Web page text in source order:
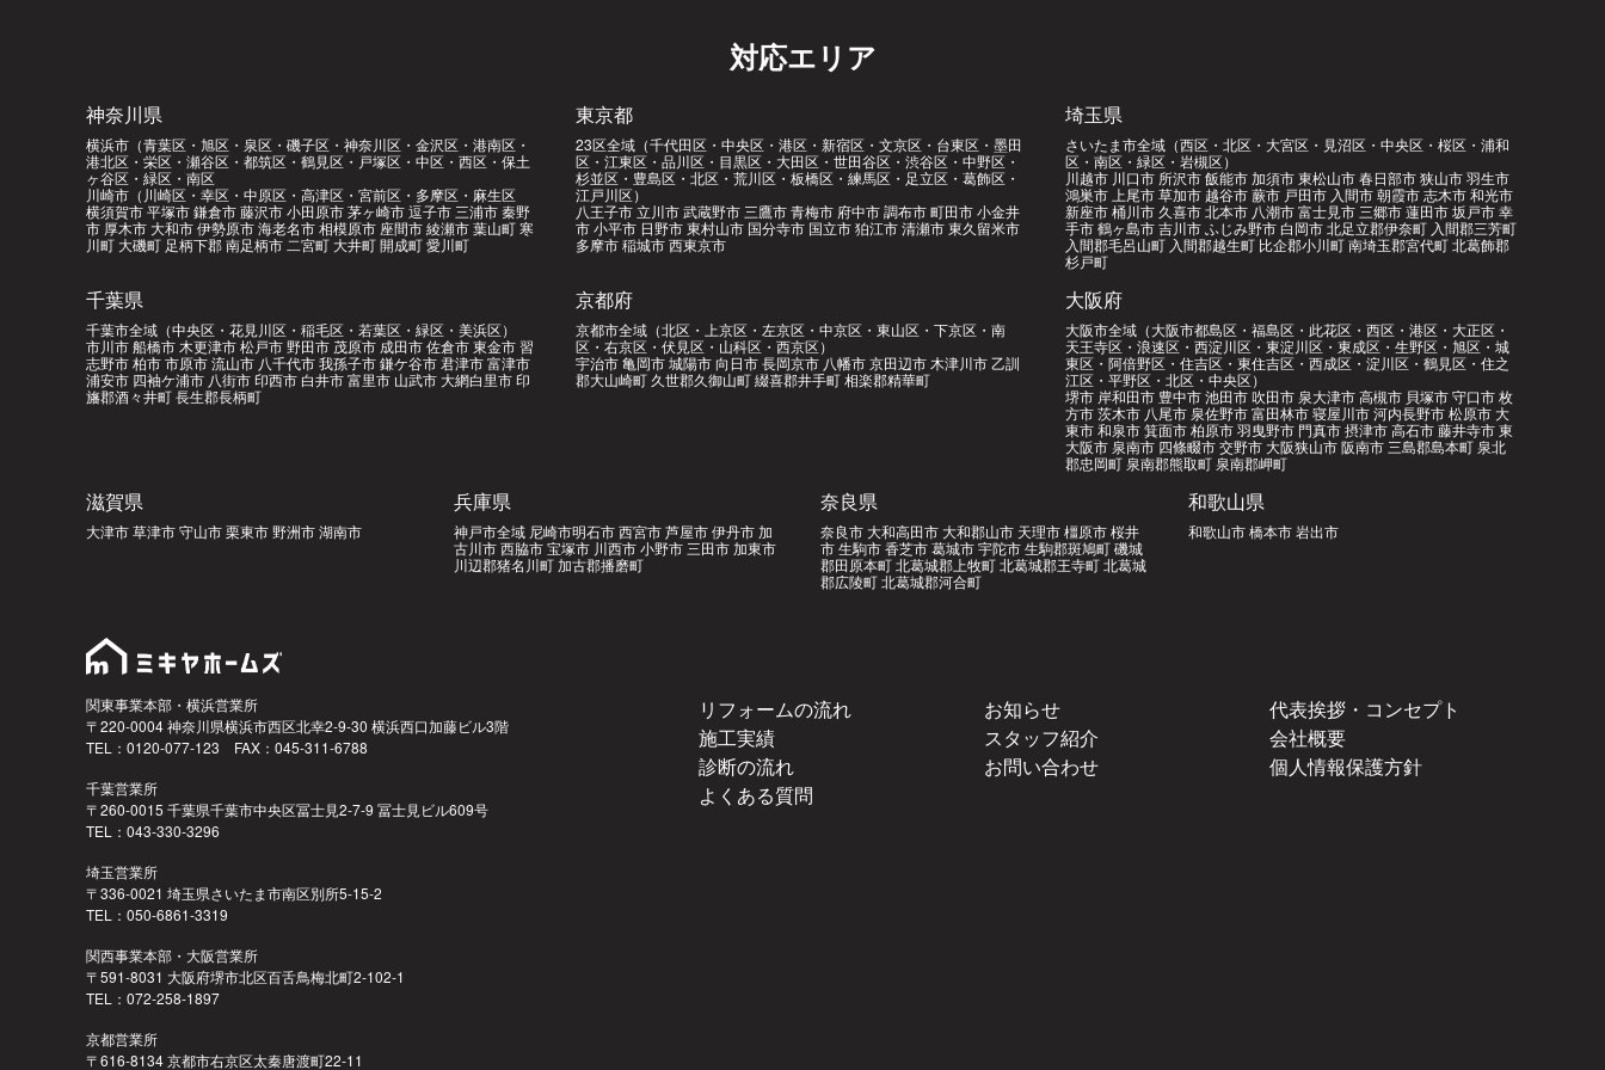
対応エリア
神奈川県
横浜市（青葉区・旭区・泉区・磯子区・神奈川区・金沢区・港南区・
港北区・栄区・瀬谷区・都筑区・鶴見区・戸塚区・中区・西区・保土
ヶ谷区・緑区・南区
川崎市（川崎区・幸区・中原区・高津区・宮前区・多摩区・麻生区
横須賀市 平塚市 鎌倉市 藤沢市 小田原市 茅ヶ崎市 逗子市 三浦市 秦野
市 厚木市 大和市 伊勢原市 海老名市 相模原市 座間市 綾瀬市 葉山町 寒
川町 大磯町 足柄下郡 南足柄市 二宮町 大井町 開成町 愛川町
東京都
23区全域（千代田区・中央区・港区・新宿区・文京区・台東区・墨田
区・江東区・品川区・目黒区・大田区・世田谷区・渋谷区・中野区・
杉並区・豊島区・北区・荒川区・板橋区・練馬区・足立区・葛飾区・
江戸川区）
八王子市 立川市 武蔵野市 三鷹市 青梅市 府中市 調布市 町田市 小金井
市 小平市 日野市 東村山市 国分寺市 国立市 狛江市 清瀬市 東久留米市
多摩市 稲城市 西東京市
埼玉県
さいたま市全域（西区・北区・大宮区・見沼区・中央区・桜区・浦和
区・南区・緑区・岩槻区）
川越市 川口市 所沢市 飯能市 加須市 東松山市 春日部市 狭山市 羽生市
鴻巣市 上尾市 草加市 越谷市 蕨市 戸田市 入間市 朝霞市 志木市 和光市
新座市 桶川市 久喜市 北本市 八潮市 富士見市 三郷市 蓮田市 坂戸市 幸
手市 鶴ヶ島市 吉川市 ふじみ野市 白岡市 北足立郡伊奈町 入間郡三芳町
入間郡毛呂山町 入間郡越生町 比企郡小川町 南埼玉郡宮代町 北葛飾郡
杉戸町
千葉県
千葉市全域（中央区・花見川区・稲毛区・若葉区・緑区・美浜区）
市川市 船橋市 木更津市 松戸市 野田市 茂原市 成田市 佐倉市 東金市 習
志野市 柏市 市原市 流山市 八千代市 我孫子市 鎌ケ谷市 君津市 富津市
浦安市 四袖ケ浦市 八街市 印西市 白井市 富里市 山武市 大網白里市 印
旛郡酒々井町 長生郡長柄町
京都府
京都市全域（北区・上京区・左京区・中京区・東山区・下京区・南
区・右京区・伏見区・山科区・西京区）
宇治市 亀岡市 城陽市 向日市 長岡京市 八幡市 京田辺市 木津川市 乙訓
郡大山崎町 久世郡久御山町 綴喜郡井手町 相楽郡精華町
大阪府
大阪市全域（大阪市都島区・福島区・此花区・西区・港区・大正区・
天王寺区・浪速区・西淀川区・東淀川区・東成区・生野区・旭区・城
東区・阿倍野区・住吉区・東住吉区・西成区・淀川区・鶴見区・住之
江区・平野区・北区・中央区）
堺市 岸和田市 豊中市 池田市 吹田市 泉大津市 高槻市 貝塚市 守口市 枚
方市 茨木市 八尾市 泉佐野市 富田林市 寝屋川市 河内長野市 松原市 大
東市 和泉市 箕面市 柏原市 羽曳野市 門真市 摂津市 高石市 藤井寺市 東
大阪市 泉南市 四條畷市 交野市 大阪狭山市 阪南市 三島郡島本町 泉北
郡忠岡町 泉南郡熊取町 泉南郡岬町
滋賀県
大津市 草津市 守山市 栗東市 野洲市 湖南市
兵庫県
神戸市全域 尼崎市明石市 西宮市 芦屋市 伊丹市 加
古川市 西脇市 宝塚市 川西市 小野市 三田市 加東市
川辺郡猪名川町 加古郡播磨町
奈良県
奈良市 大和高田市 大和郡山市 天理市 橿原市 桜井
市 生駒市 香芝市 葛城市 宇陀市 生駒郡斑鳩町 磯城
郡田原本町 北葛城郡上牧町 北葛城郡王寺町 北葛城
郡広陵町 北葛城郡河合町
和歌山県
和歌山市 橋本市 岩出市
関東事業本部・横浜営業所
〒220-0004 神奈川県横浜市西区北幸2-9-30 横浜西口加藤ビル3階
TEL：0120-077-123 FAX：045-311-6788
千葉営業所
〒260-0015 千葉県千葉市中央区冨士見2-7-9 冨士見ビル609号
TEL：043-330-3296
埼玉営業所
〒336-0021 埼玉県さいたま市南区別所5-15-2
TEL：050-6861-3319
関西事業本部・大阪営業所
〒591-8031 大阪府堺市北区百舌鳥梅北町2-102-1
TEL：072-258-1897
京都営業所
〒616-8134 京都市右京区太秦唐渡町22-11
リフォームの流れ
施工実績
診断の流れ
よくある質問
お知らせ
スタッフ紹介
お問い合わせ
代表挨拶・コンセプト
会社概要
個人情報保護方針